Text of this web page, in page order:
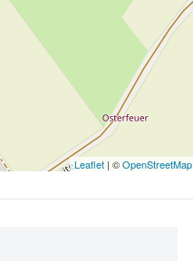
Leaflet| ©OpenStreetMap